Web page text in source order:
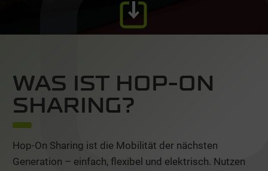
WAS IST HOP-ON
SHARING?
Hop-On Sharing ist die Mobilität der nächsten
Generation – einfach, flexibel und elektrisch. Nutzen